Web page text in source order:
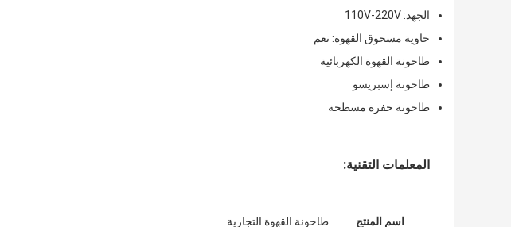
الجهد: 110V-220V
حاوية مسحوق القهوة: نعم
طاحونة القهوة الكهربائية
طاحونة إسبريسو
طاحونة حفرة مسطحة
المعلمات التقنية:
اسم المنتج
طاحونة القهوة التجارية